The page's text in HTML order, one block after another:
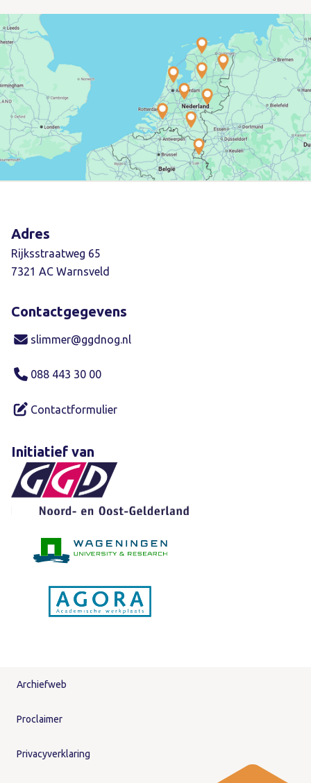
Adres
Rijksstraatweg 65
7321 AC Warnsveld
Contactgegevens
slimmer@ggdnog.nl
088 443 30 00
Contactformulier
Initiatief van
Archiefweb
Proclaimer
Privacyverklaring